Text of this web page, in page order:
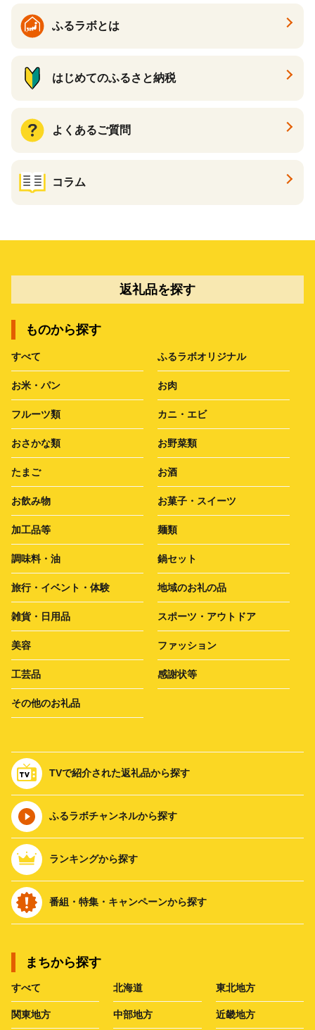
ふるラボとは
はじめてのふるさと納税
よくあるご質問
コラム
返礼品を探す
ものから探す
すべて ふるラボオリジナル
お米・パン お肉
フルーツ類 カニ・エビ
おさかな類 お野菜類
たまご お酒
お飲み物 お菓子・スイーツ
加工品等 麺類
調味料・油 鍋セット
旅行・イベント・体験 地域のお礼の品
雑貨・日用品 スポーツ・アウトドア
美容 ファッション
工芸品 感謝状等
その他のお礼品
TVで紹介された返礼品から探す
ふるラボチャンネルから探す
ランキングから探す
番組・特集・キャンペーンから探す
まちから探す
すべて 北海道 東北地方
関東地方 中部地方 近畿地方